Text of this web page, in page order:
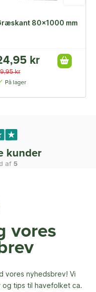
80x1000 mm
kr
kr
På lager
kunder
af 5
vores
vores nyhedsbrev! Vi
og tips til havefolket ca.